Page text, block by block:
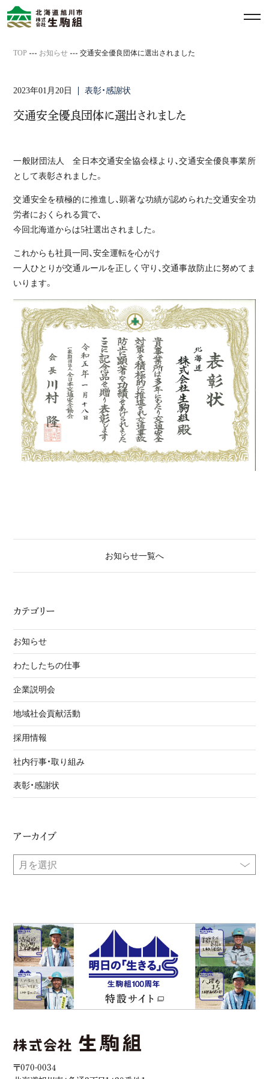
TOP お知らせ 交通安全優良団体に選出されました
2023年01月20日 表彰・感謝状
交通安全優良団体に選出されました
一般財団法人 全日本交通安全協会様より、交通安全優良事業所
として表彰されました。
交通安全を積極的に推進し、顕著な功績が認められた交通安全功
労者におくられる賞で、
今回北海道からは5社選出されました。
これからも社員一同、安全運転を心がけ
一人ひとりが交通ルールを正しく守り、交通事故防止に努めてま
いります。
お知らせ一覧へ
カテゴリー
お知らせ
わたしたちの仕事
企業説明会
地域社会貢献活動
採用情報
社内行事・取り組み
表彰・感謝状
アーカイブ
〒070-0034